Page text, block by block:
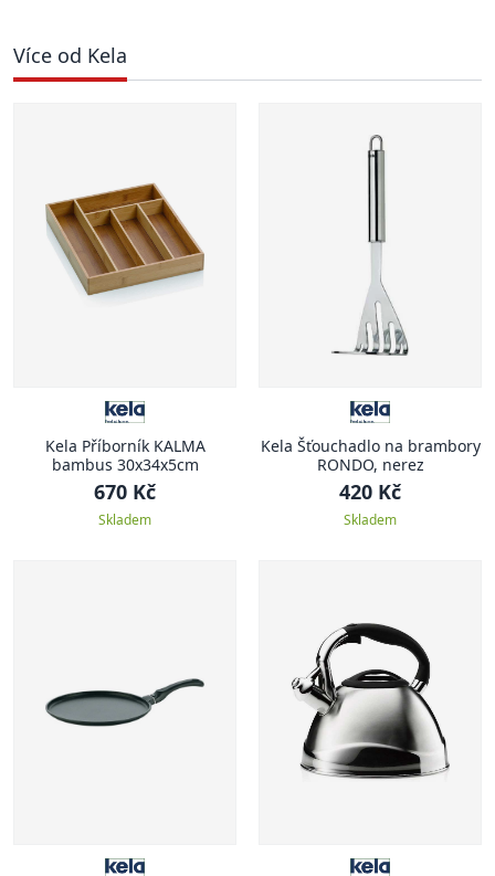
Více od Kela
Kela Příborník KALMA
bambus 30x34x5cm
670 Kč
Skladem
Kela Šťouchadlo na brambory
RONDO, nerez
420 Kč
Skladem